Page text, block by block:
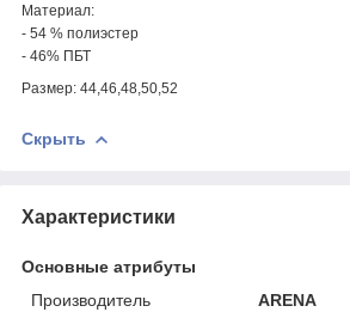
Материал:
- 54 % полиэстер
- 46% ПБТ
Размер: 44,46,48,50,52
Скрыть
Характеристики
Основные атрибуты
Производитель
ARENA